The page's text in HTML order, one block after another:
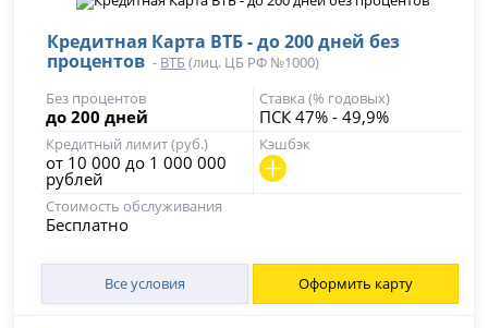
Кредитная Карта ВТБ - до 200 дней без
процентов - ВТБ(лиц. ЦБ РФ №1000)
Без процентов
до 200 дней
Ставка (% годовых)
ПСК 47% - 49,9%
Кредитный лимит (руб.)
от 10 000 до 1 000 000
рублей
Кэшбэк
Стоимость обслуживания
Бесплатно
Все условия Оформить карту